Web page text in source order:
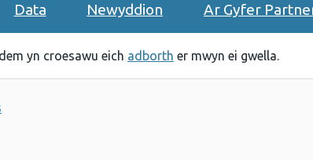
Data Newyddion Ar Gyfer
yn croesawu eich adborth er mwyn ei gwella.